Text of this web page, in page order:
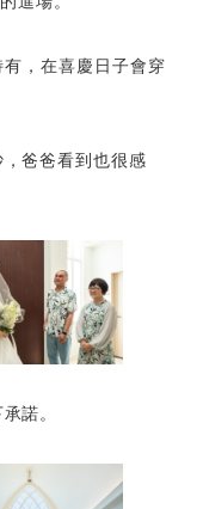
，在喜慶日子會穿
爸爸看到也很感
諾。